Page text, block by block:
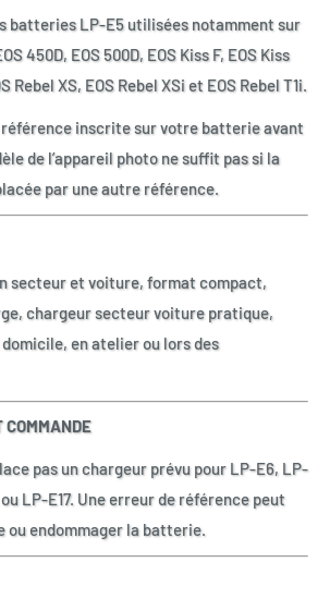
batteries LP-E5 utilisées notamment sur
450D, EOS 500D, EOS Kiss F, EOS Kiss
Rebel XS, EOS Rebel XSi et EOS Rebel T1i.
inscrite sur votre batterie avant
de l’appareil photo ne suffit pas si la
par une autre référence.
secteur et voiture, format compact,
chargeur secteur voiture pratique,
en atelier ou lors des
COMMANDE
pas un chargeur prévu pour LP-E6, LP-
ou LP-E17. Une erreur de référence peut
ou endommager la batterie.